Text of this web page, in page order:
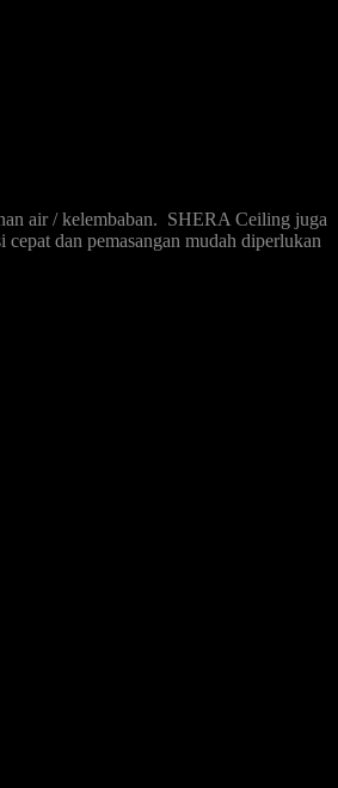
air / kelembaban. SHERA Ceiling juga
dan pemasangan mudah diperlukan